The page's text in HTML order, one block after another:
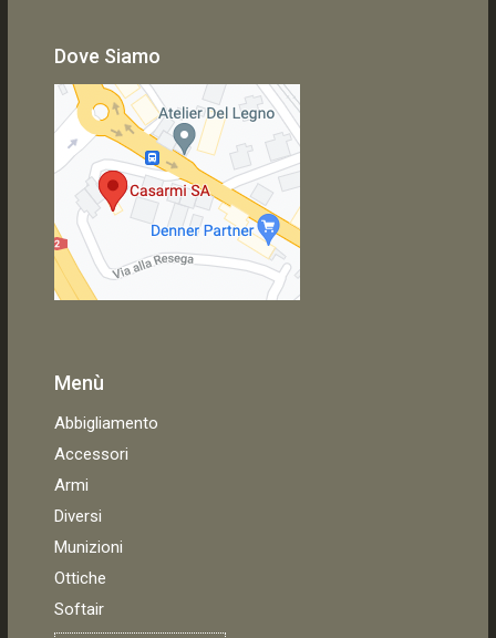
Dove Siamo
Menù
Abbigliamento
Accessori
Armi
Diversi
Munizioni
Ottiche
Softair